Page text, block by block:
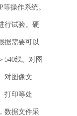
操作系统。
行试验。硬
据需要可以
540线。对图
对图像文
打印等处
数据文件采